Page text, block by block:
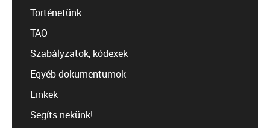
Történetünk
TAO
Szabályzatok, kódexek
Egyéb dokumentumok
Linkek
Segíts nekünk!